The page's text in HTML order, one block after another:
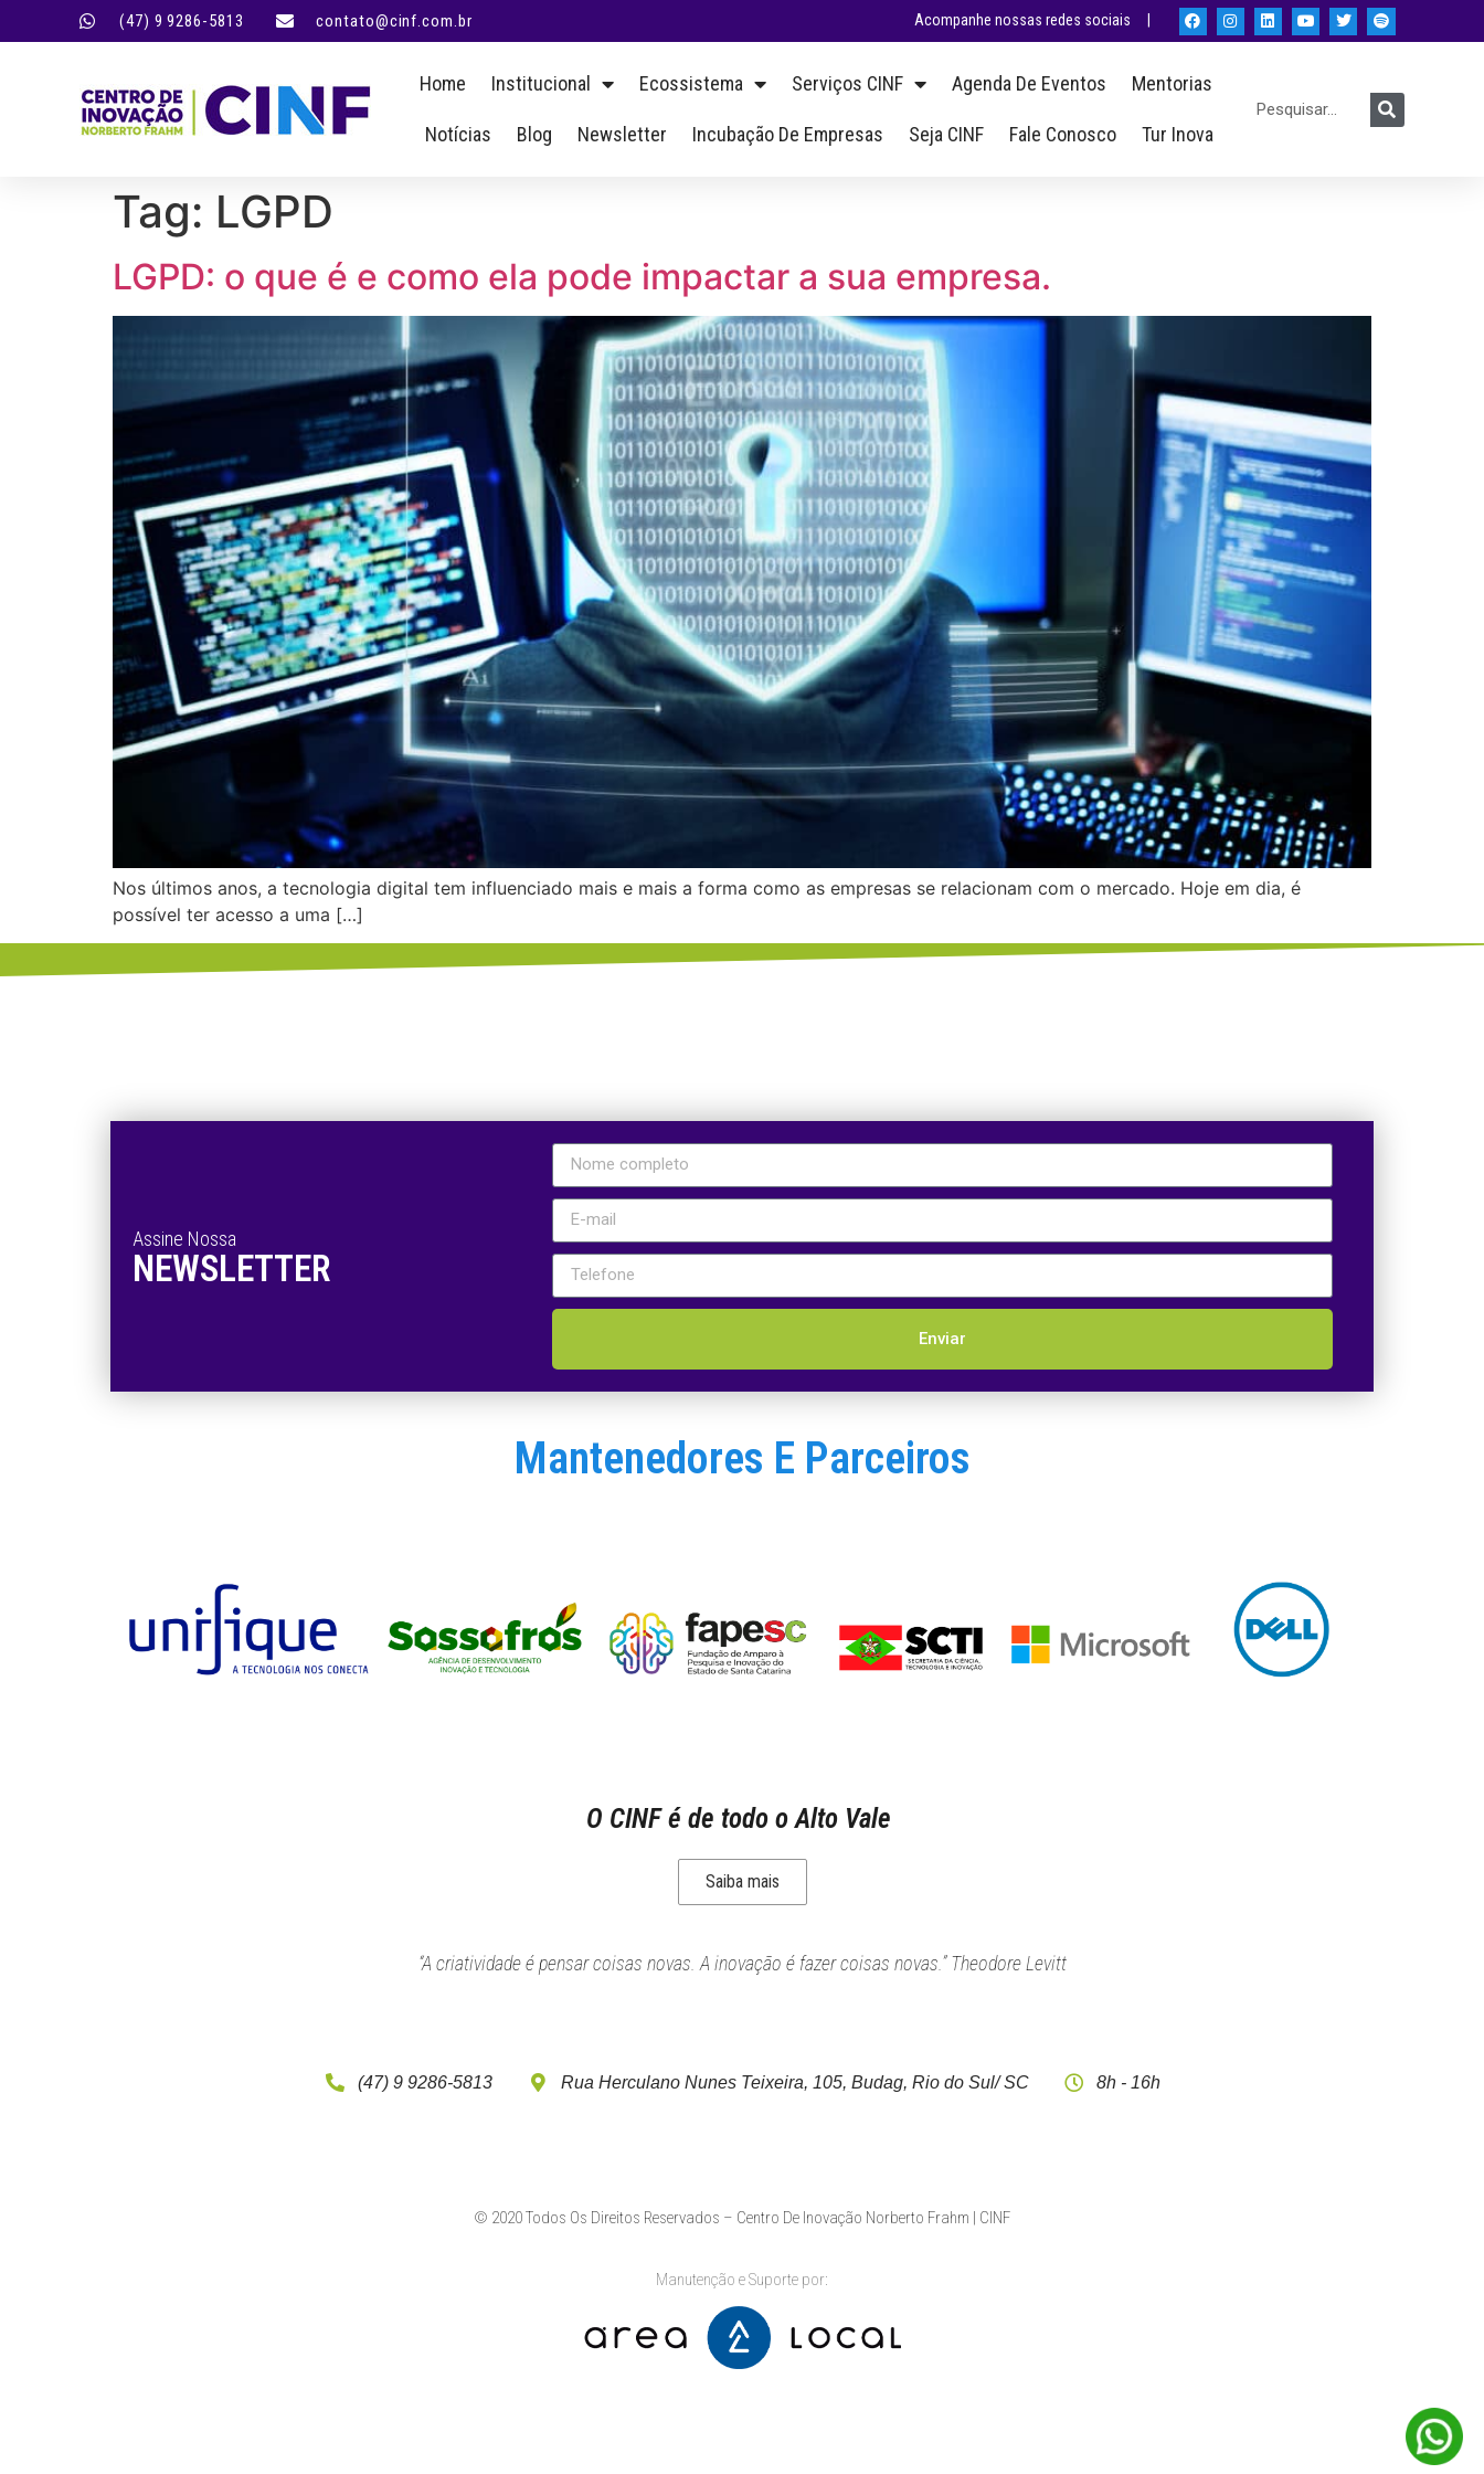
(47) 9 9286-5813 contato@cinf.com.br Acompanhe nossas redes sociais |
Home Institucional Ecossistema Serviços CINF Agenda De Eventos Mentorias
Notícias Blog Newsletter Incubação De Empresas Seja CINF Fale Conosco Tur Inova
Tag: LGPD
LGPD: o que é e como ela pode impactar a sua empresa.
Nos últimos anos, a tecnologia digital tem influenciado mais e mais a forma como as empresas se relacionam com o mercado. Hoje em dia, é
possível ter acesso a uma […]
Assine Nossa
NEWSLETTER
Enviar
Mantenedores E Parceiros
O CINF é de todo o Alto Vale
Saiba mais
“A criatividade é pensar coisas novas. A inovação é fazer coisas novas.” Theodore Levitt
(47) 9 9286-5813 Rua Herculano Nunes Teixeira, 105, Budag, Rio do Sul/ SC 8h - 16h
© 2020 Todos Os Direitos Reservados – Centro De Inovação Norberto Frahm | CINF
Manutenção e Suporte por: